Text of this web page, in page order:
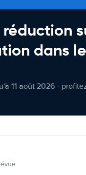
dans le
11 août 2026 -